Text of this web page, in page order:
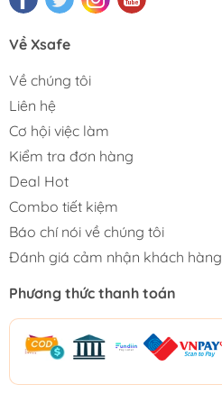
Về Xsafe
Về chúng tôi
Liên hệ
Cơ hội việc làm
Kiểm tra đơn hàng
Deal Hot
Combo tiết kiệm
Báo chí nói về chúng tôi
Đánh giá cảm nhận khách hàng
Phương thức thanh toán